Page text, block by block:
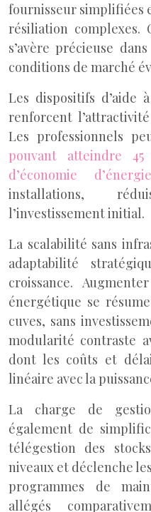
fournisseur simplifiées
résiliation complexes.
s’avère précieuse
conditions de marché
Les dispositifs d’aide
renforcent
Les professionnels
pouvant atteindre
d’économie d’énergie
installations,
l’investissement initial.
La scalabilité sans
adaptabilité
croissance.
énergétique se
cuves, sans
modularité contraste
dont les coûts et
linéaire avec la
La charge de
également de
télégestion des
niveaux et déclenche
programmes de
allégés